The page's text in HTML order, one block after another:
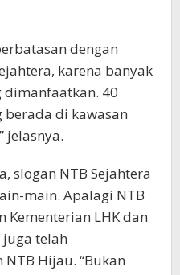
dengan
karena banyak
40
berada di kawasan
jelasnya.
slogan NTB Sejahtera
main. Apalagi NTB
LHK dan
juga telah
Hijau. “Bukan